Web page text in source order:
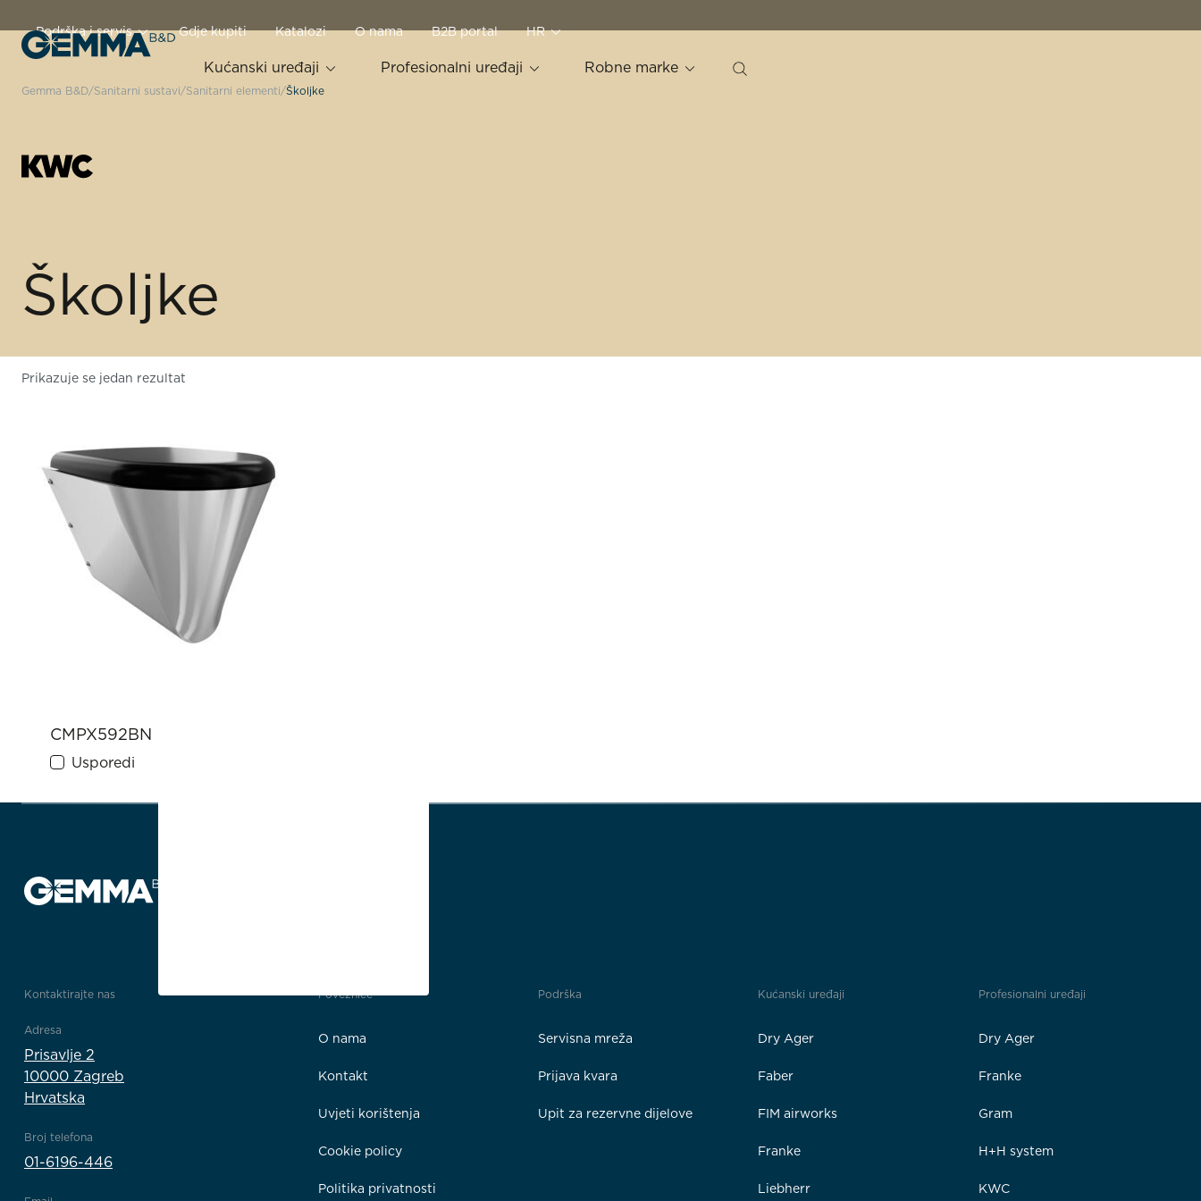
Kućanski uređaji Profesionalni uređaji Robne marke
Podrška i servis Gdje kupiti Katalozi O nama B2B portal HR
Gemma B&D Sanitarni sustavi Sanitarni elementi Školjke
Školjke
Prikazuje se jedan rezultat
CMPX592BN
Usporedi
Kontaktirajte nas
Adresa
Prisavlje 2
10000 Zagreb
Hrvatska
Broj telefona
01-6196-446
Poveznice
O nama
Kontakt
Uvjeti korištenja
Cookie policy
Politika privatnosti
Podrška
Servisna mreža
Prijava kvara
Upit za rezervne dijelove
Kućanski uređaji
Dry Ager
Faber
FIM airworks
Franke
Liebherr
Profesionalni uređaji
Dry Ager
Franke
Gram
H+H system
KWC